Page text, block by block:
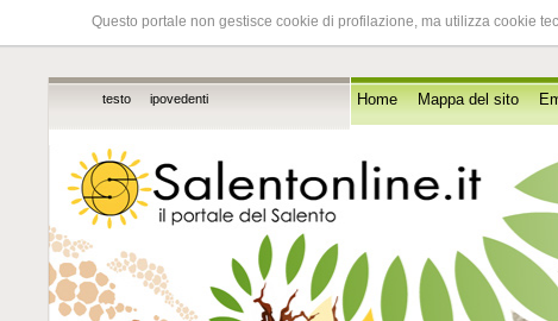
Questo portale non gestisce cookie di profilazione, ma utilizza cookie
testo ipovedenti Home Mappa del sito